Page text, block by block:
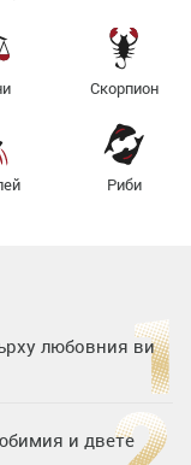
Скорпион
Риби
любовния ви
и двете